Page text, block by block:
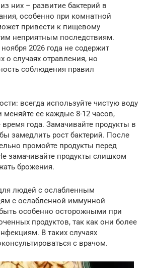
них – развитие бактерий в
особенно при комнатной
привести к пищевому
неприятным последствиям.
2026 года не содержит
о случаях отравления, но
соблюдения правил
всегда используйте чистую воду
меняйте ее каждые 8-12 часов,
года. Замачивайте продукты в
замедлить рост бактерий. После
промойте продукты перед
замачивайте продукты слишком
брожения.
людей с ослабленным
с ослабленной иммунной
особенно осторожными при
продуктов, так как они более
В таких случаях
с врачом.